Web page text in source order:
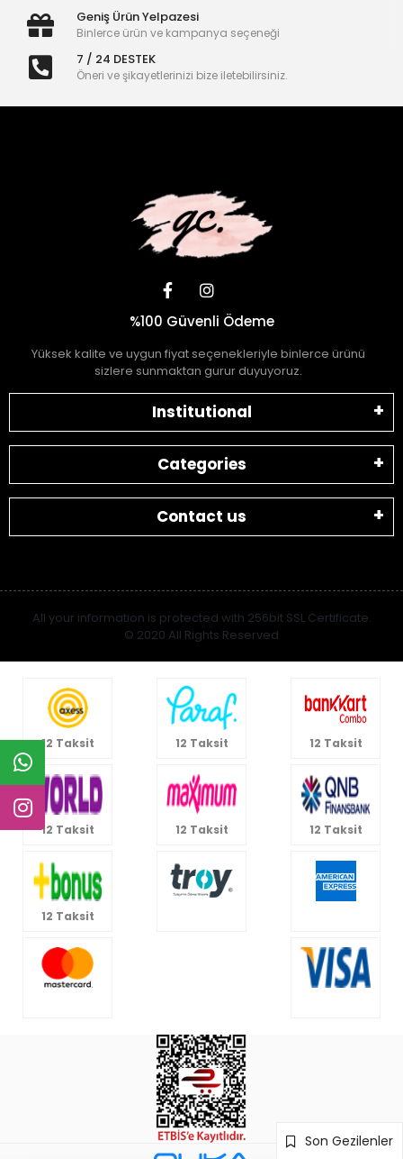
Son Gezilenler
Geniş Ürün Yelpazesi
Binlerce ürün ve kampanya seçeneği
7 / 24 DESTEK
Öneri ve şikayetlerinizi bize iletebilirsiniz.
%100 Güvenli Ödeme
Yüksek kalite ve uygun fiyat seçenekleriyle binlerce ürünü
sizlere sunmaktan gurur duyuyoruz.
Institutional
Categories
Contact us
All your information is protected with 256bit SSL Certificate.
© 2020 All Rights Reserved
12 Taksit 12 Taksit 12 Taksit
12 Taksit 12 Taksit 12 Taksit
12 Taksit